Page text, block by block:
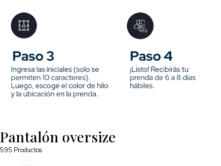
Pantalón oversize
595 Productos